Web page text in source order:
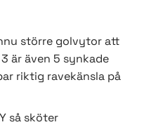
större golvytor att
är även 5 synkade
riktig ravekänsla på
så sköter